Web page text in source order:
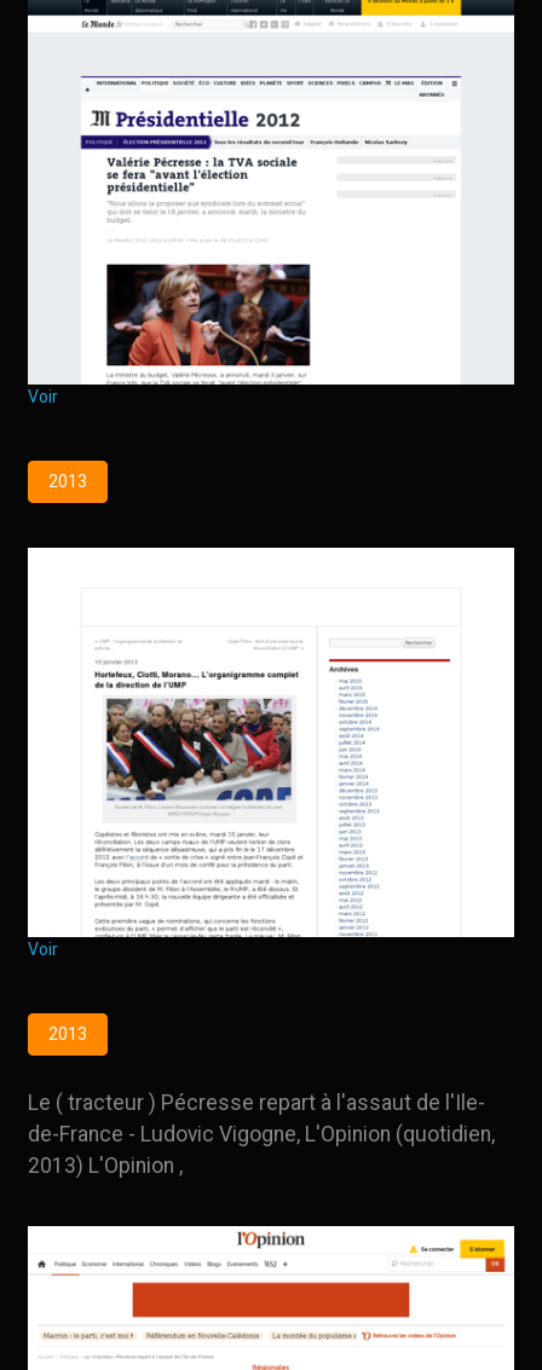
Voir
2013
Voir
2013
Le ( tracteur ) Pécresse repart à l'assaut de l'Ile-
de-France - Ludovic Vigogne, L'Opinion (quotidien,
2013) L'Opinion ,